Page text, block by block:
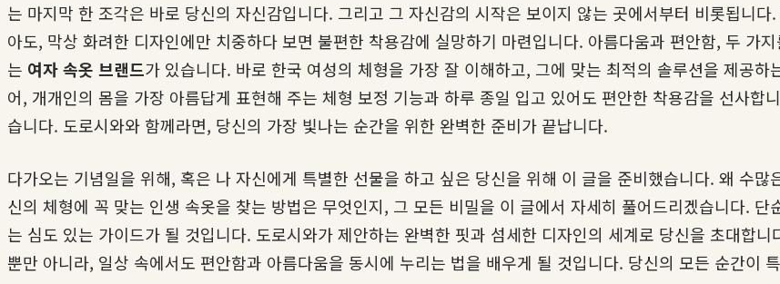
는 마지막 한 조각은 바로 당신의 자신감입니다. 그리고 그 자신감의 시작은 보이지 않는 곳에서부터 비롯됩니
아도, 막상 화려한 디자인에만 치중하다 보면 불편한 착용감에 실망하기 마련입니다. 아름다움과 편안함, 두 가
는 여자 속옷 브랜드가 있습니다. 바로 한국 여성의 체형을 가장 잘 이해하고, 그에 맞는 최적의 솔루션을 제공하
어, 개개인의 몸을 가장 아름답게 표현해 주는 체형 보정 기능과 하루 종일 입고 있어도 편안한 착용감을 선사합
습니다. 도로시와와 함께라면, 당신의 가장 빛나는 순간을 위한 완벽한 준비가 끝납니다.
다가오는 기념일을 위해, 혹은 나 자신에게 특별한 선물을 하고 싶은 당신을 위해 이 글을 준비했습니다. 왜 수
신의 체형에 꼭 맞는 인생 속옷을 찾는 방법은 무엇인지, 그 모든 비밀을 이 글에서 자세히 풀어드리겠습니다.
는 심도 있는 가이드가 될 것입니다. 도로시와가 제안하는 완벽한 핏과 섬세한 디자인의 세계로 당신을 초대합
뿐만 아니라, 일상 속에서도 편안함과 아름다움을 동시에 누리는 법을 배우게 될 것입니다. 당신의 모든 순간이